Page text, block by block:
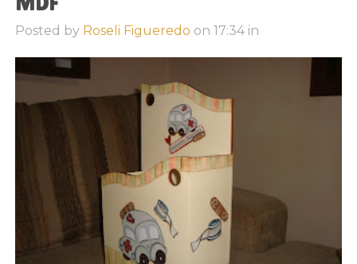
Posted by Roseli Figueredo on17:34 in